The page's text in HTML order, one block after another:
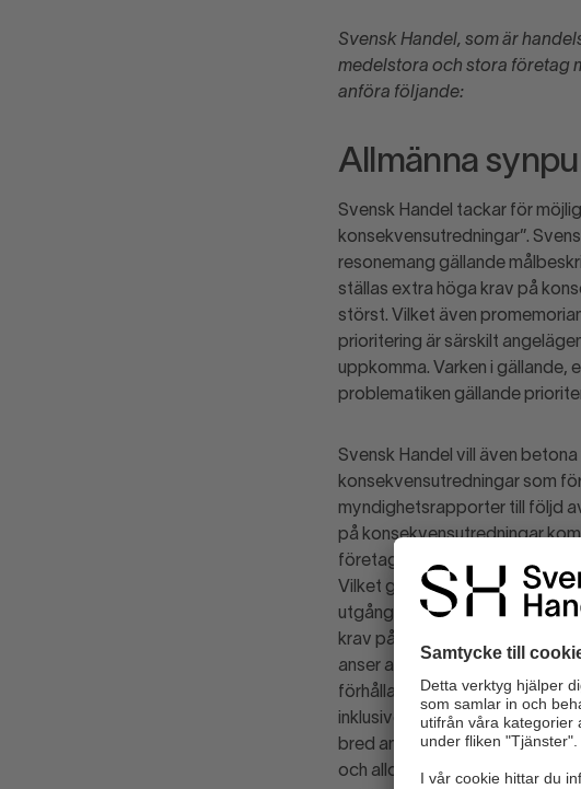
Svensk Handel, som är
medelstora och stora företag
anföra följande:
Allmänna
Svensk Handel tackar för
konsekvensutredningar”.
resonemang gällande
ställas extra höga krav på
störst. Vilket även
prioritering är särskilt
uppkomma. Varken i gällande,
problematiken gällande
Svensk Handel vill även
konsekvensutredningar som
myndighetsrapporter till följd
på konsekvensutredningar
företag, konsumenter etc.
Vilket går direkt emot behovet
utgångspunkt för att få till
krav på regeringen och dess
anser att kraven på
förhållande till möjliga
inklusive effektberäkningar.
bred analys och vilka krav
och allokeras till ärenden av